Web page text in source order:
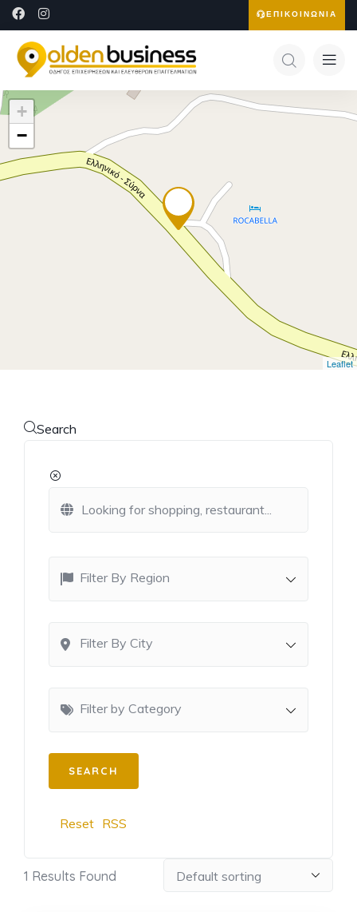
ΕΠΙΚΟΙΝΩΝΙΑ
+
−
Leaflet
Search
Filter By Region
Filter By City
Filter by Category
Reset RSS
1 Results Found